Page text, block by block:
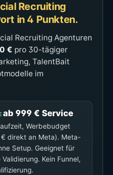
Recruiting
in 4 Punkten.
Recruiting Agenturen
€ pro 30-tägiger
TalentBait
im
ab 999 € Service
Werbebudget
direkt an Meta). Meta-
Setup. Geeignet für
Kein Funnel,